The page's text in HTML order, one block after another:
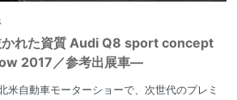
かれた資質 Audi Q8 sport concept
2017／参考出展車—
米自動車モーターショーで、次世代のプレミ